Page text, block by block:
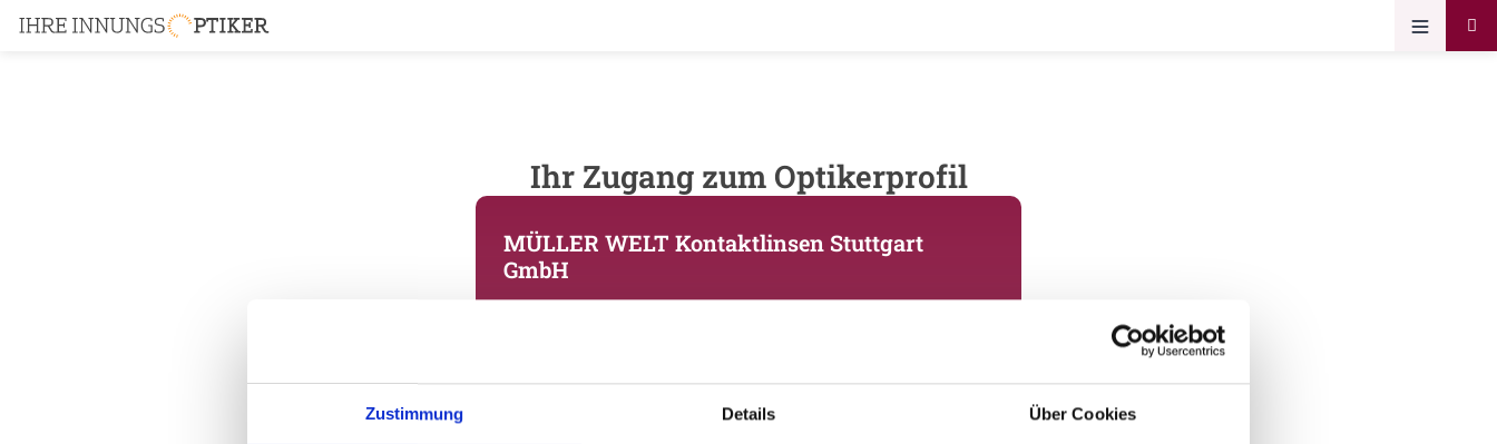
Zustimmung Details Über Cookies
Ihr Zugang zum Optikerprofil
MÜLLER WELT Kontaktlinsen Stuttgart
GmbH